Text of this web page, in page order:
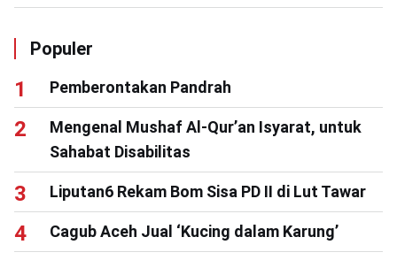
Populer
Pemberontakan Pandrah
Mengenal Mushaf Al-Qur’an Isyarat, untuk
Sahabat Disabilitas
Liputan6 Rekam Bom Sisa PD II di Lut Tawar
Cagub Aceh Jual ‘Kucing dalam Karung’